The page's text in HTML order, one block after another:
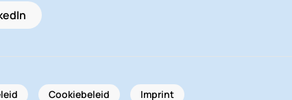
Cookiebeleid Imprint